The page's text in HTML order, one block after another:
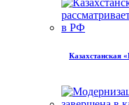
Казахстанская